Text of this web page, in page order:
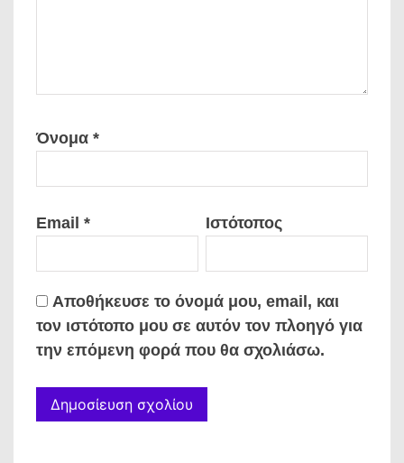
Όνομα *
Email * Ιστότοπος
Αποθήκευσε το όνομά μου, email, και
τον ιστότοπο μου σε αυτόν τον πλοηγό για
την επόμενη φορά που θα σχολιάσω.